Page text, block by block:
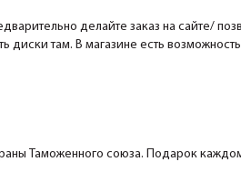
делайте заказ на сайте/
диски там. В магазине есть
Таможенного союза. Подарок